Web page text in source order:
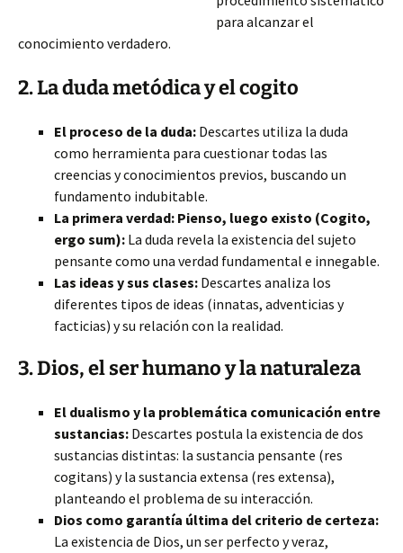
para alcanzar el
conocimiento verdadero.
2. La duda metódica y el cogito
El proceso de la duda: Descartes utiliza la duda
como herramienta para cuestionar todas las
creencias y conocimientos previos, buscando un
fundamento indubitable.
La primera verdad: Pienso, luego existo (Cogito,
ergo sum): La duda revela la existencia del sujeto
pensante como una verdad fundamental e innegable.
Las ideas y sus clases: Descartes analiza los
diferentes tipos de ideas (innatas, adventicias y
facticias) y su relación con la realidad.
3. Dios, el ser humano y la naturaleza
El dualismo y la problemática comunicación entre
sustancias: Descartes postula la existencia de dos
sustancias distintas: la sustancia pensante (res
cogitans) y la sustancia extensa (res extensa),
planteando el problema de su interacción.
Dios como garantía última del criterio de certeza:
La existencia de Dios, un ser perfecto y veraz,